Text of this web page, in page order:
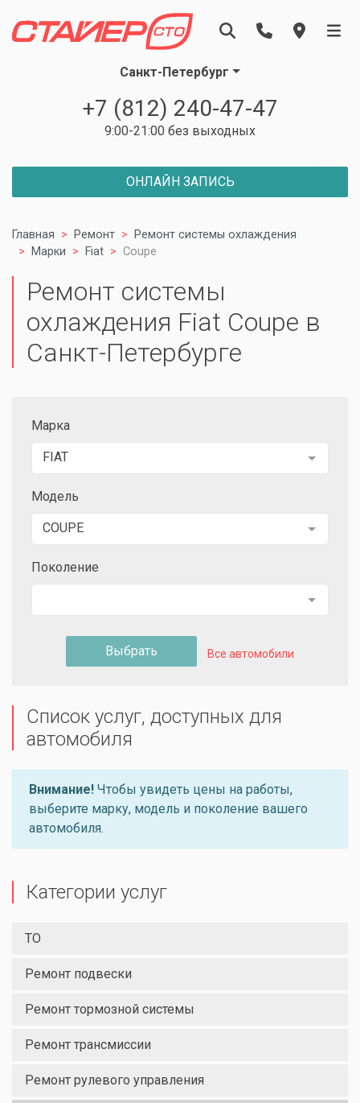
Санкт-Петербург
+7 (812) 240-47-47
9:00-21:00 без выходных
ОНЛАЙН ЗАПИСЬ
Главная Ремонт
Ремонт системы охлаждения
Марки
Fiat Coupe
Ремонт системы
охлаждения Fiat Coupe в
Санкт-Петербурге
Марка
FIAT
Модель
COUPE
Поколение
Выбрать Все автомобили
Список услуг, доступных для
автомобиля
Внимание! Чтобы увидеть цены на работы,
выберите марку, модель и поколение вашего
автомобиля.
Категории услуг
ТО
Ремонт подвески
Ремонт тормозной системы
Ремонт трансмиссии
Ремонт рулевого управления